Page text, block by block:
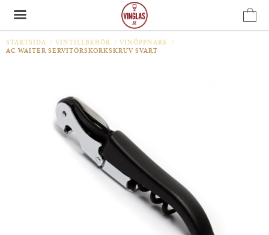
Produkten har blivit tillagd i varukorgen
STARTSIDA / VINTILLBEHÖR / VINÖPPNARE
/
AC WAITER SERVITÖRSKORKSKRUV SVART